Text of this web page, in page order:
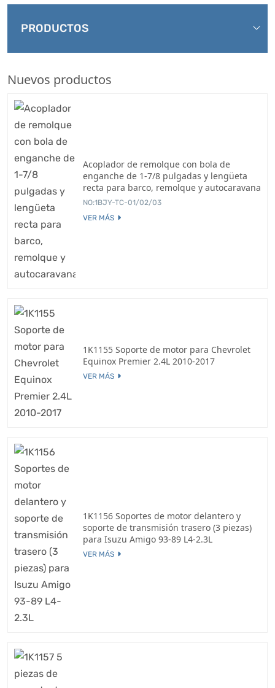
PRODUCTOS
Nuevos productos
Acoplador de remolque con bola de
enganche de 1-7/8 pulgadas y lengüeta
recta para barco, remolque y autocaravana
NO:1BJY-TC-01/02/03
VER MÁS
1K1155 Soporte de motor para Chevrolet
Equinox Premier 2.4L 2010-2017
VER MÁS
1K1156 Soportes de motor delantero y
soporte de transmisión trasero (3 piezas)
para Isuzu Amigo 93-89 L4-2.3L
VER MÁS